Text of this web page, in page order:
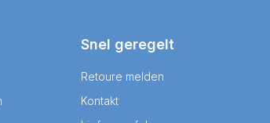
Snel geregelt
Retoure melden
Kontakt